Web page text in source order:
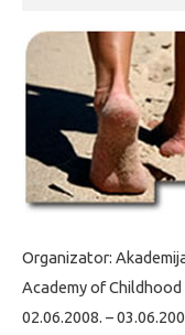
Organizator:
Academy of
02.06.2008. –